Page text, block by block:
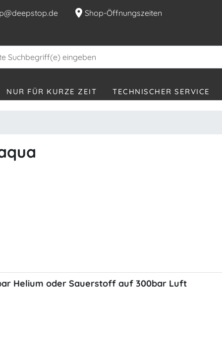
location_on Shop-Öffnungszeiten
NUR FÜR KURZE ZEIT TECHNISCHER SERVICE
Helium oder Sauerstoff auf 300bar Luft